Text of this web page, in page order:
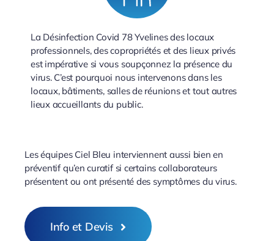
La Désinfection Covid 78 Yvelines des locaux
professionnels, des copropriétés et des lieux privés
est impérative si vous soupçonnez la présence du
virus. C’est pourquoi nous intervenons dans les
locaux, bâtiments, salles de réunions et tout autres
lieux accueillants du public.
Les équipes Ciel Bleu interviennent aussi bien en
préventif qu’en curatif si certains collaborateurs
présentent ou ont présenté des symptômes du virus.
Info et Devis